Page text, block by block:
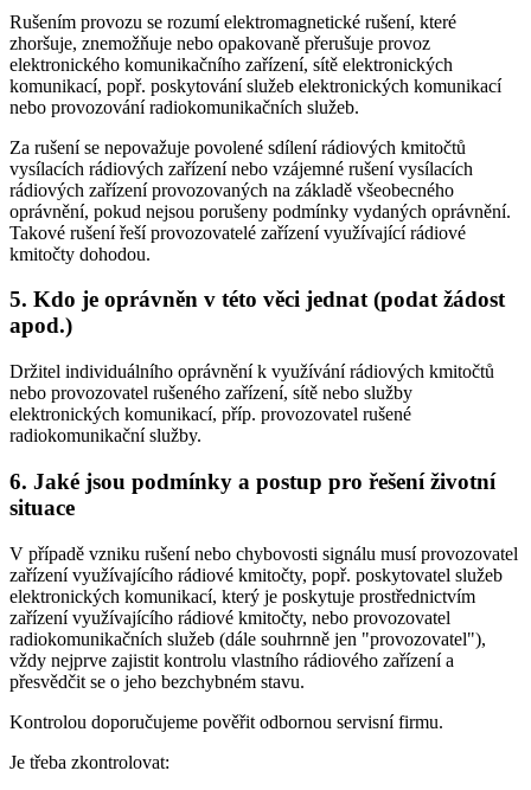
Rušením provozu se rozumí elektromagnetické rušení, které
zhoršuje, znemožňuje nebo opakovaně přerušuje provoz
elektronického komunikačního zařízení, sítě elektronických
komunikací, popř. poskytování služeb elektronických komunikací
nebo provozování radiokomunikačních služeb.
Za rušení se nepovažuje povolené sdílení rádiových kmitočtů
vysílacích rádiových zařízení nebo vzájemné rušení vysílacích
rádiových zařízení provozovaných na základě všeobecného
oprávnění, pokud nejsou porušeny podmínky vydaných oprávnění.
Takové rušení řeší provozovatelé zařízení využívající rádiové
kmitočty dohodou.
5. Kdo je oprávněn v této věci jednat (podat žádost
apod.)
Držitel individuálního oprávnění k využívání rádiových kmitočtů
nebo provozovatel rušeného zařízení, sítě nebo služby
elektronických komunikací, příp. provozovatel rušené
radiokomunikační služby.
6. Jaké jsou podmínky a postup pro řešení životní
situace
V případě vzniku rušení nebo chybovosti signálu musí provozovatel
zařízení využívajícího rádiové kmitočty, popř. poskytovatel služeb
elektronických komunikací, který je poskytuje prostřednictvím
zařízení využívajícího rádiové kmitočty, nebo provozovatel
radiokomunikačních služeb (dále souhrnně jen "provozovatel"),
vždy nejprve zajistit kontrolu vlastního rádiového zařízení a
přesvědčit se o jeho bezchybném stavu.
Kontrolou doporučujeme pověřit odbornou servisní firmu.
Je třeba zkontrolovat: